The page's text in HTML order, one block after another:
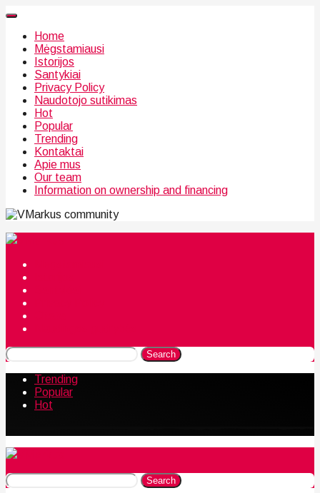
Home
Mėgstamiausi
Istorijos
Santykiai
Privacy Policy
Naudotojo sutikimas
Hot
Popular
Trending
Kontaktai
Apie mus
Our team
Information on ownership and financing
community
Search
Trending
Popular
Hot
Search